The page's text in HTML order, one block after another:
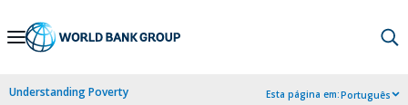
Skip
Navigation
Understanding Poverty Esta página em:Português